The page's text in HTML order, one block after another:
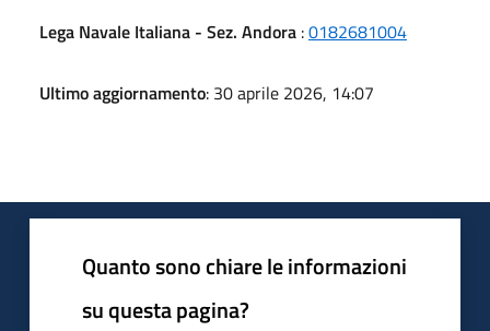
Lega Navale Italiana - Sez. Andora :0182681004
Ultimo aggiornamento: 30 aprile 2026, 14:07
Quanto sono chiare le informazioni
su questa pagina?